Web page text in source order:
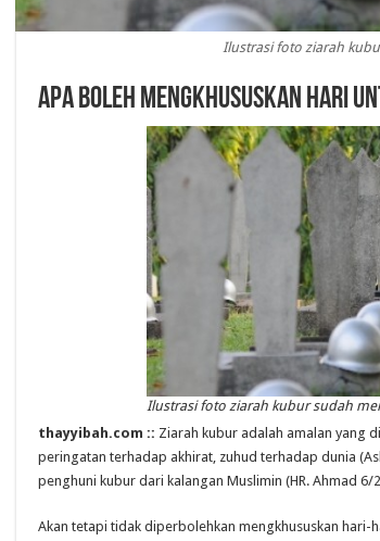
Ilustrasi foto ziarah
Apa Boleh Mengkhususkan Hari
Ilustrasi foto ziarah kubur sudah
thayyibah.com :: Ziarah kubur adalah amalan yang
peringatan terhadap akhirat, zuhud terhadap dunia
penghuni kubur dari kalangan Muslimin (HR. Ahmad 6/
Akan tetapi tidak diperbolehkan mengkhususkan